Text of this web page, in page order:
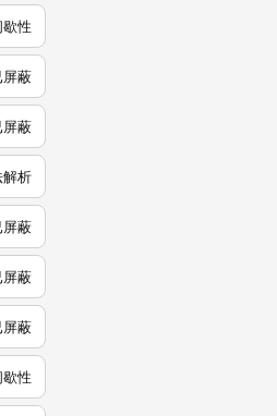
歇性
屏蔽
屏蔽
析
屏蔽
屏蔽
屏蔽
歇性